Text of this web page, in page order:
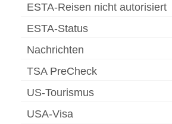
ESTA-Reisen nicht autorisiert
ESTA-Status
Nachrichten
TSA PreCheck
US-Tourismus
USA-Visa